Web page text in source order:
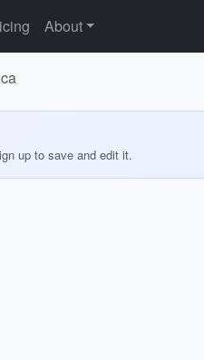
About
up to save and edit it.